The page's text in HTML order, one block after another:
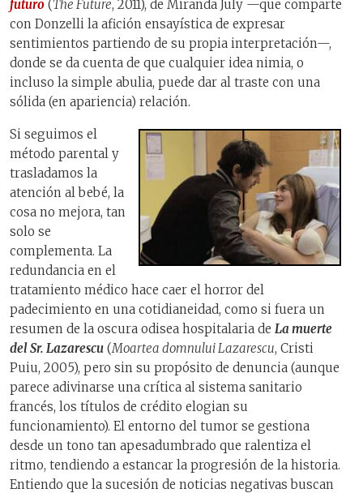
futuro (The Future, 2011), de Miranda July —que comparte
con Donzelli la afición ensayística de expresar
sentimientos partiendo de su propia interpretación—,
donde se da cuenta de que cualquier idea nimia, o
incluso la simple abulia, puede dar al traste con una
sólida (en apariencia) relación.
Si seguimos el
método parental y
trasladamos la
atención al bebé, la
cosa no mejora, tan
solo se
complementa. La
redundancia en el
tratamiento médico hace caer el horror del
padecimiento en una cotidianeidad, como si fuera un
resumen de la oscura odisea hospitalaria de La muerte
del Sr. Lazarescu (Moartea domnului Lazarescu, Cristi
Puiu, 2005), pero sin su propósito de denuncia (aunque
parece adivinarse una crítica al sistema sanitario
francés, los títulos de crédito elogian su
funcionamiento). El entorno del tumor se gestiona
desde un tono tan apesadumbrado que ralentiza el
ritmo, tendiendo a estancar la progresión de la historia.
Entiendo que la sucesión de noticias negativas buscan